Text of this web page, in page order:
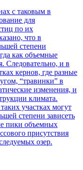
с таковым в
для
по их
что в
степени
как объемные
Следовательно, и в
кернов, где разные
“травинки” в
изменения, и
климата.
участках могут
степени зависеть
пики объемных
присутствия
озер.